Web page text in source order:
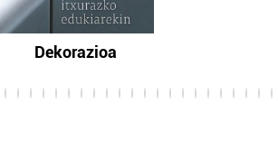
Dekorazioa